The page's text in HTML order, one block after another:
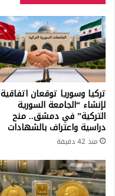
تركيا وسوريا توقعان اتفاقية
لإنشاء “الجامعة السورية
التركية” في دمشق.. منح
دراسية واعتراف بالشهادات
منذ 42 دقيقة